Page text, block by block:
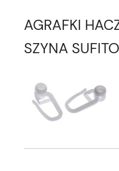
AGRAFKI
SZYNA